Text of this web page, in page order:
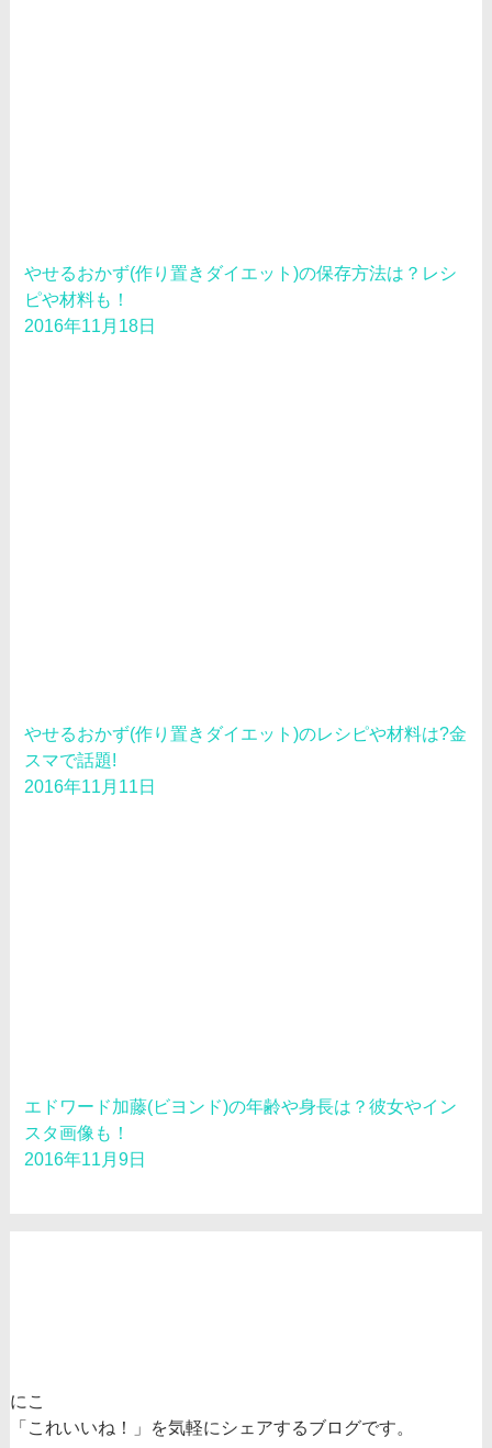
やせるおかず(作り置きダイエット)の保存方法は？レシ
ピや材料も！
2016年11月18日
やせるおかず(作り置きダイエット)のレシピや材料は?金
スマで話題!
2016年11月11日
エドワード加藤(ビヨンド)の年齢や身長は？彼女やイン
スタ画像も！
2016年11月9日
にこ
「これいいね！」を気軽にシェアするブログです。